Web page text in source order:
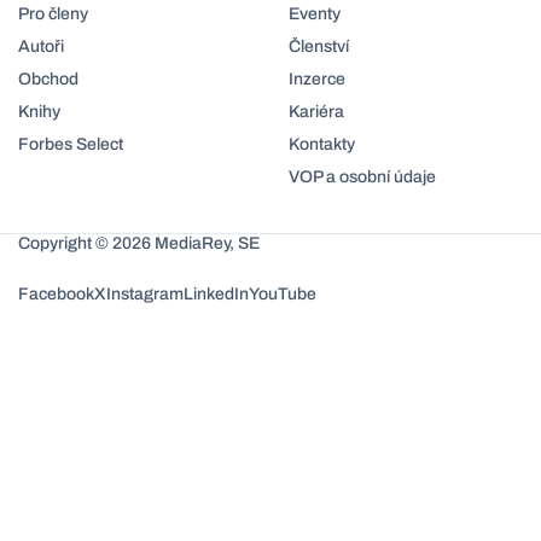
Pro členy
Autoři
Obchod
Knihy
Forbes Select
Eventy
Členství
Inzerce
Kariéra
Kontakty
VOP a osobní údaje
Copyright © 2026 MediaRey, SE
FacebookXInstagramLinkedInYouTube